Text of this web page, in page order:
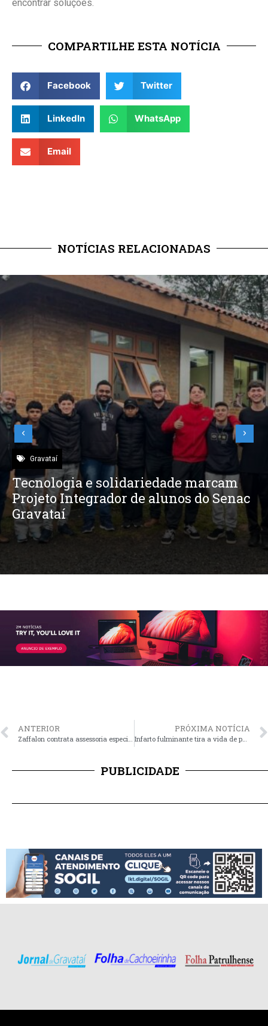
encontrar soluções.
COMPARTILHE ESTA NOTÍCIA
Facebook Twitter
LinkedIn WhatsApp
Email
NOTÍCIAS RELACIONADAS
Sto Antônio Sto Antônio – Cultura
Canário fala sobre preparativos para a
FENACAN e tem expectativa de um
GRANDE EVENTO
ANTERIOR PRÓXIMA NOTÍCIA
Infarto fulminante tira a vida de perito da Vara do Trabalho de Osório
PUBLICIDADE